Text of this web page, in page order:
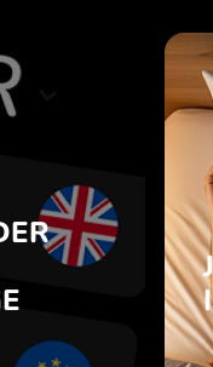
APP.
CAD en
in de